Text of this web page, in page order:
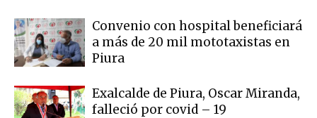
Convenio con hospital beneficiará
a más de 20 mil mototaxistas en
Piura
Exalcalde de Piura, Oscar Miranda,
falleció por covid – 19